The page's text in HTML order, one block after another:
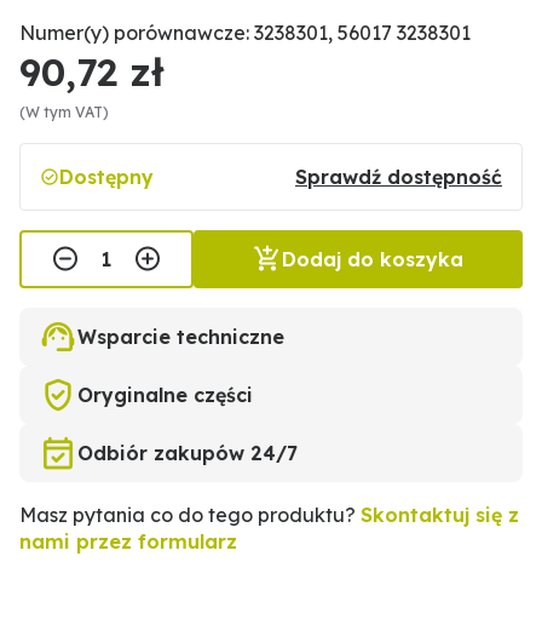
Numer(y) porównawcze: 3238301, 56017 3238301
90,72 zł
(W tym VAT)
Dostępny Sprawdź dostępność
Dodaj do koszyka
Wsparcie techniczne
Oryginalne części
Odbiór zakupów 24/7
Masz pytania co do tego produktu? Skontaktuj się z
nami przez formularz